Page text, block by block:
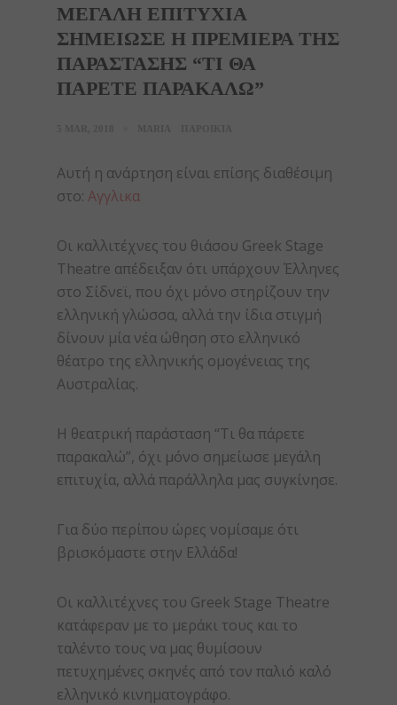
ΜΕΓΑΛΗ ΕΠΙΤΥΧΙΑ
ΣΗΜΕΙΩΣΕ Η ΠΡΕΜΙΕΡΑ ΤΗΣ
ΠΑΡΑΣΤΑΣΗΣ “ΤΙ ΘΑ
ΠΑΡΕΤΕ ΠΑΡΑΚΑΛΩ”
Αυτή η ανάρτηση είναι επίσης διαθέσιμη
στο: Αγγλικα
Οι καλλιτέχνες του θιάσου Greek Stage
Theatre απέδειξαν ότι υπάρχουν Έλληνες
στο Σίδνεϊ, που όχι μόνο στηρίζουν την
ελληνική γλώσσα, αλλά την ίδια στιγμή
δίνουν μία νέα ώθηση στο ελληνικό
θέατρο της ελληνικής ομογένειας της
Αυστραλίας.
Η θεατρική παράσταση “Τι θα πάρετε
παρακαλώ”, όχι μόνο σημείωσε μεγάλη
επιτυχία, αλλά παράλληλα μας συγκίνησε.
Για δύο περίπου ώρες νομίσαμε ότι
βρισκόμαστε στην Ελλάδα!
Οι καλλιτέχνες του Greek Stage Theatre
κατάφεραν με το μεράκι τους και το
ταλέντο τους να μας θυμίσουν
πετυχημένες σκηνές από τον παλιό καλό
ελληνικό κινηματογράφο.